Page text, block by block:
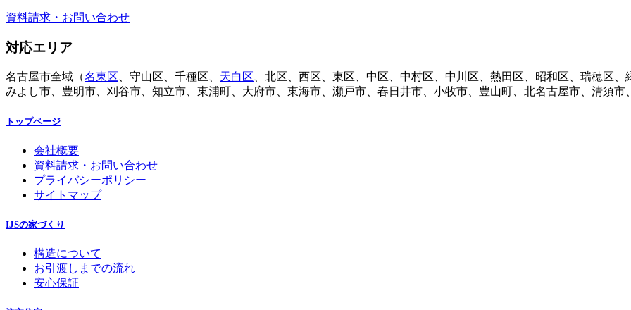
資料請求・お問い合わせ
対応エリア
名古屋市全域（名東区、守山区、千種区、 天白区、北区、西区、東区、中区、中村区、中川区、熱田区、昭和区、瑞穂区、
みよし市、豊明市、刈谷市、知立市、東浦町、大府市、東海市、瀬戸市、春日井市、小牧市、豊山町、北名古屋市、清須
トップページ
会社概要
資料請求・お問い合わせ
プライバシーポリシー
サイトマップ
IJSの家づくり
構造について
お引渡しまでの流れ
安心保証